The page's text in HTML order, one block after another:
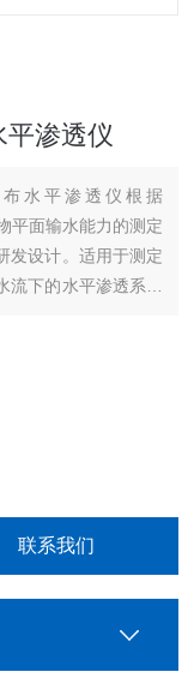
平渗透仪
水平渗透仪根据
平面输水能力的测定
发设计。适用于测定
下的水平渗透系数
联系我们